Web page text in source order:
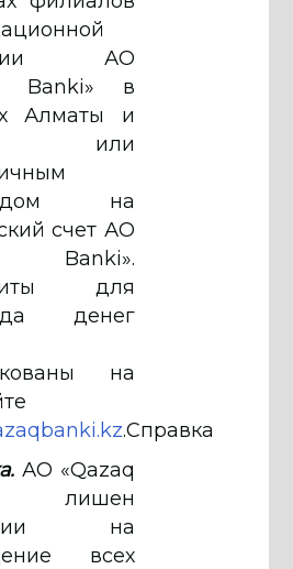
АО
Banki» в
Алматы и
или
на
счет АО
Banki».
для
денег
на
.Справка
АО «Qazaq
лишен
на
всех